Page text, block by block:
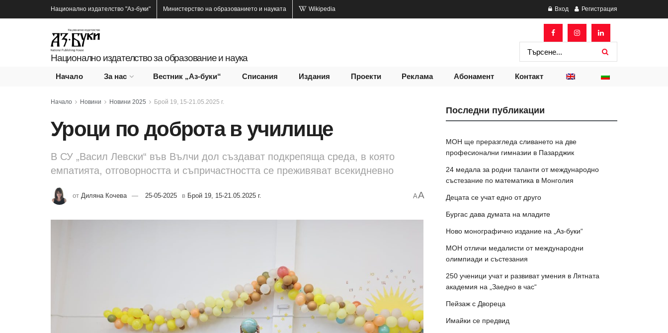
Национално издателство "Аз-буки" Министерство на образованието и науката Wikipedia Вход Регистрация
Национално издателство за образование и наука
Начало За нас Вестник „Аз-буки“ Списания Издания Проекти Реклама Абонамент Контакт
Начало Новини Новини 2025 Брой 19, 15-21.05.2025 г.
Уроци по доброта в училище
В СУ „Васил Левски“ във Вълчи дол създават подкрепяща среда, в която
емпатията, отговорността и съпричастността се преживяват всекидневно
от Диляна Кочева 25-05-2025 в Брой 19, 15-21.05.2025 г. AA
Последни публикации
МОН ще преразгледа сливането на две
професионални гимназии в Пазарджик
24 медала за родни таланти от международно
състезание по математика в Монголия
Децата се учат едно от друго
Бургас дава думата на младите
Ново монографично издание на „Аз-буки“
МОН отличи медалисти от международни
олимпиади и състезания
250 ученици учат и развиват умения в Лятната
академия на „Заедно в час“
Пейзаж с Двореца
Имайки се предвид